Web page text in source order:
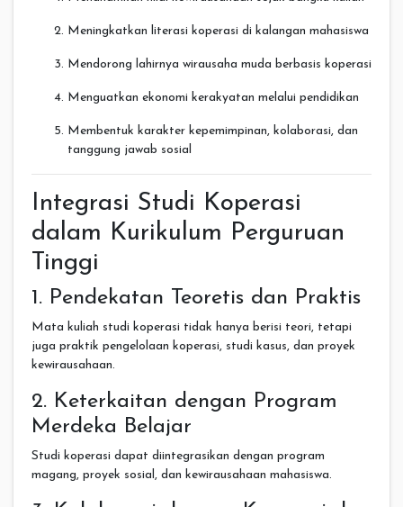
Meningkatkan literasi koperasi di kalangan mahasiswa
Mendorong lahirnya wirausaha muda berbasis koperasi
Menguatkan ekonomi kerakyatan melalui pendidikan
Membentuk karakter kepemimpinan, kolaborasi, dan
tanggung jawab sosial
Integrasi Studi Koperasi
dalam Kurikulum Perguruan
Tinggi
1. Pendekatan Teoretis dan Praktis
Mata kuliah studi koperasi tidak hanya berisi teori, tetapi
juga praktik pengelolaan koperasi, studi kasus, dan proyek
kewirausahaan.
2. Keterkaitan dengan Program
Merdeka Belajar
Studi koperasi dapat diintegrasikan dengan program
magang, proyek sosial, dan kewirausahaan mahasiswa.